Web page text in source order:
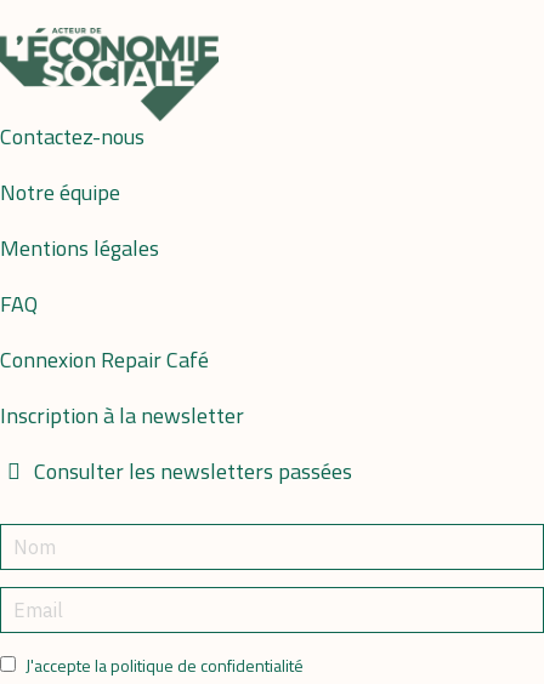
Contactez-nous
Notre équipe
Mentions légales
FAQ
Connexion Repair Café
Inscription à la newsletter
Consulter les newsletters passées
J'accepte la politique de confidentialité